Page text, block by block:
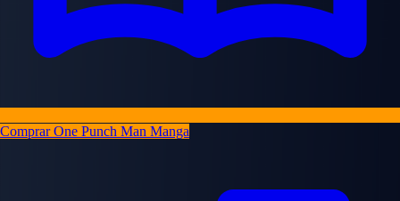
Comprar One Punch Man Manga